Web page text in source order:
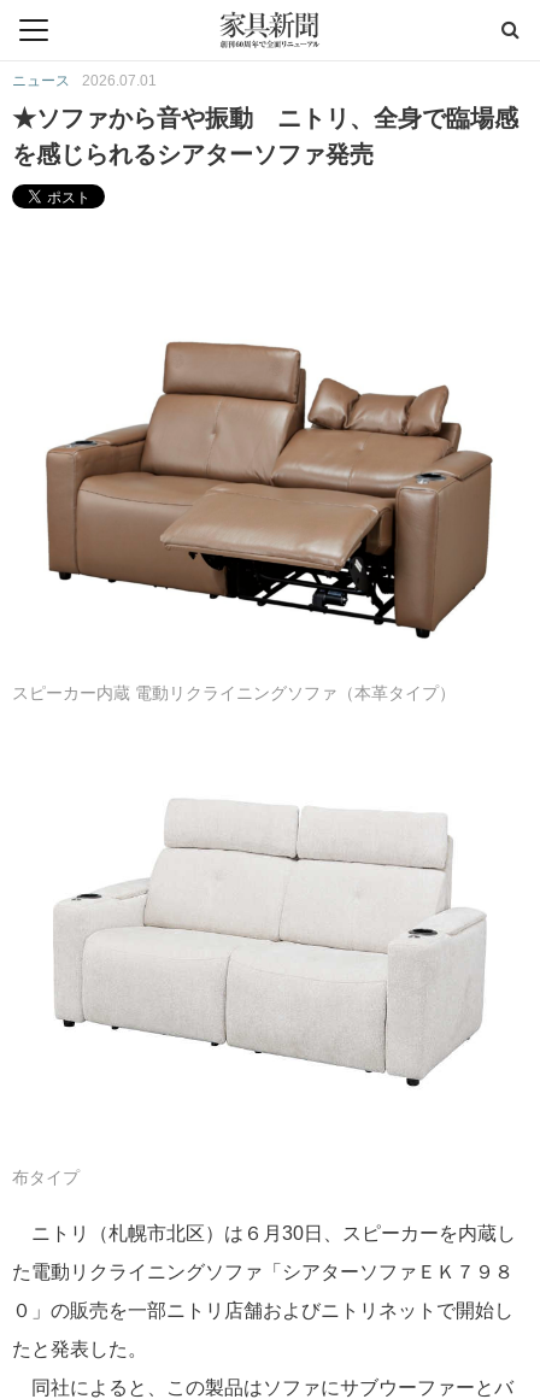
ニュース 2026.07.01
★ソファから音や振動 ニトリ、全身で臨場感
を感じられるシアターソファ発売
スピーカー内蔵 電動リクライニングソファ（本革タイプ）
布タイプ
ニトリ（札幌市北区）は６月30日、スピーカーを内蔵し
た電動リクライニングソファ「シアターソファＥＫ７９８
０」の販売を一部ニトリ店舗およびニトリネットで開始し
たと発表した。
同社によると、この製品はソファにサブウーファーとバ